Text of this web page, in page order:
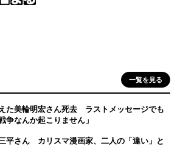
一覧を見る
た美輪明宏さん死去 ラストメッセージでも
なんか起こりません」
平さん カリスマ漫画家、二人の「違い」と